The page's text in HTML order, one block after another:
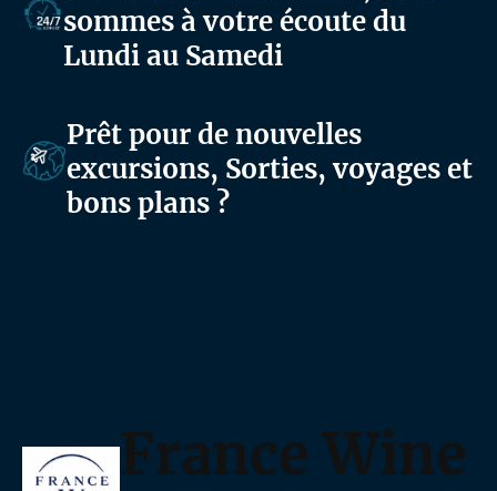
sommes à votre écoute du
Lundi au Samedi
Prêt pour de nouvelles
excursions, Sorties, voyages et
bons plans ?
France Wine